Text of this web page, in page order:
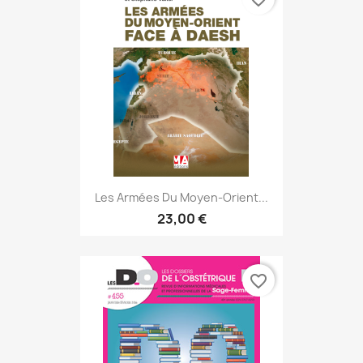
Les Armées Du Moyen-Orient...
23,00 €
favorite_border